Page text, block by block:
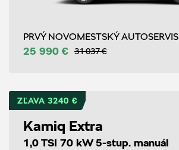
PRVÝ NOVOMESTSKÝ AUTOSERVIS
25 990 € 31 037 €
ZĽAVA 3240 €
Kamiq Extra
1,0 TSI 70 kW 5-stup. manuál